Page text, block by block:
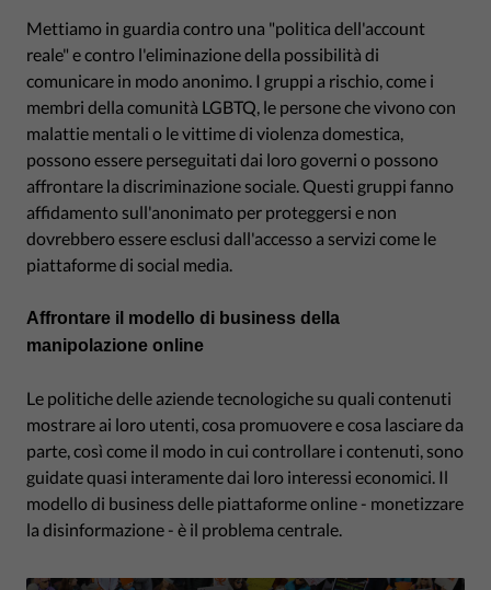
Mettiamo in guardia contro una "politica dell'account
reale" e contro l'eliminazione della possibilità di
comunicare in modo anonimo. I gruppi a rischio, come i
membri della comunità LGBTQ, le persone che vivono con
malattie mentali o le vittime di violenza domestica,
possono essere perseguitati dai loro governi o possono
affrontare la discriminazione sociale. Questi gruppi fanno
affidamento sull'anonimato per proteggersi e non
dovrebbero essere esclusi dall'accesso a servizi come le
piattaforme di social media.
Affrontare il modello di business della
manipolazione online
Le politiche delle aziende tecnologiche su quali contenuti
mostrare ai loro utenti, cosa promuovere e cosa lasciare da
parte, così come il modo in cui controllare i contenuti, sono
guidate quasi interamente dai loro interessi economici. Il
modello di business delle piattaforme online - monetizzare
la disinformazione - è il problema centrale.